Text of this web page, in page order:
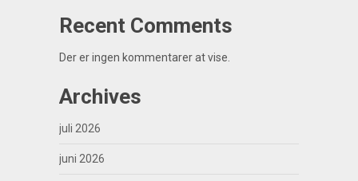
Recent Comments
Der er ingen kommentarer at vise.
Archives
juli 2026
juni 2026